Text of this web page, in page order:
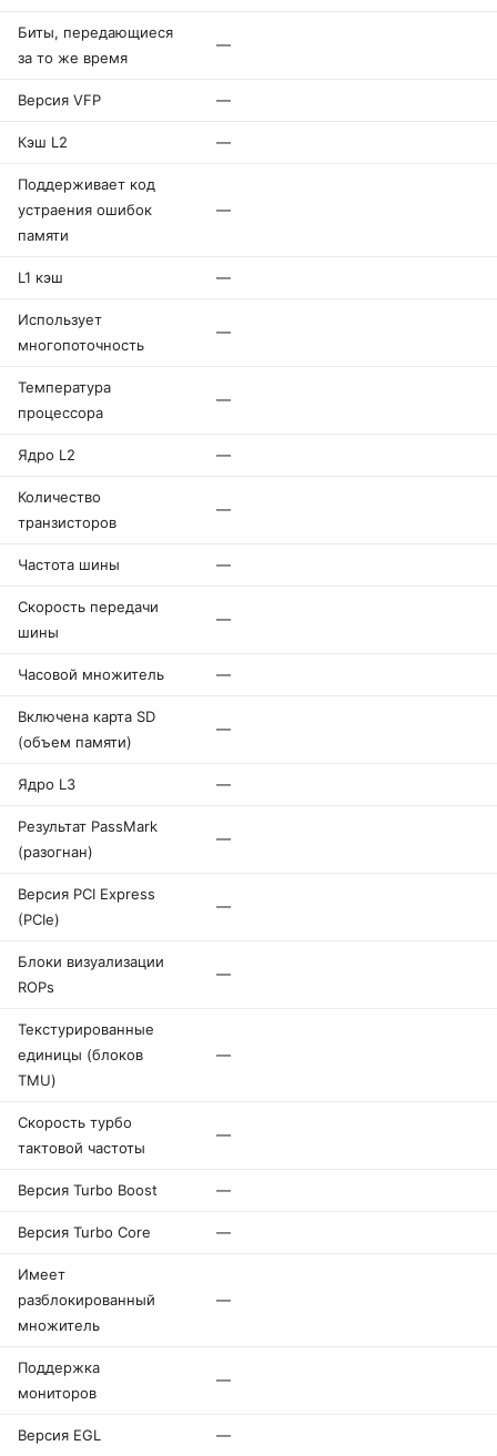
Биты, передающиеся
за то же время
—
Версия VFP —
Кэш L2 —
Поддерживает код
устраения ошибок
памяти
—
L1 кэш —
Использует
многопоточность
—
Температура
процессора
—
Ядро L2 —
Количество
транзисторов
—
Частота шины —
Скорость передачи
шины
—
Часовой множитель —
Включена карта SD
(объем памяти)
—
Ядро L3 —
Результат PassMark
(разогнан)
—
Версия PCI Express
(PCIe)
—
Блоки визуализации
ROPs
—
Текстурированные
единицы (блоков
TMU)
—
Скорость турбо
тактовой частоты
—
Версия Turbo Boost —
Версия Turbo Core —
Имеет
разблокированный
множитель
—
Поддержка
мониторов
—
Версия EGL —